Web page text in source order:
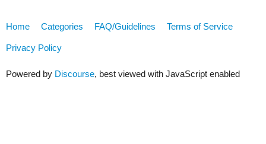
Home Categories FAQ/Guidelines Terms of Service
Privacy Policy
Powered by Discourse, best viewed with JavaScript enabled